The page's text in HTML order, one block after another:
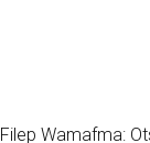
Filep Wamafma: